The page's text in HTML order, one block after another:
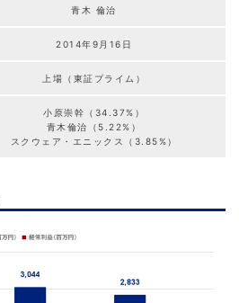
青木 倫治
2014年9月16日
上場（東証プライム）
小原崇幹（34.37%）
青木倫治（5.22%）
スクウェア・エニックス（3.85%）